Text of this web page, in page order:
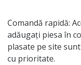
Comandă rapidă:
adăugați piesa în
plasate pe site
cu prioritate.